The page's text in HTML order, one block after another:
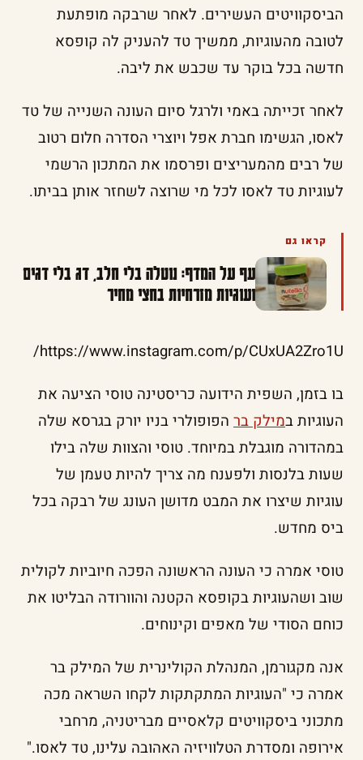
הביסקוויטים העשירים. לאחר שרבקה מופתעת
לטובה מהעוגיות, ממשיך טד להעניק לה קופסא
חדשה בכל בוקר עד שכבש את ליבה.
לאחר זכייתה באמי ולרגל סיום העונה השנייה של טד
לאסו, הגשימו חברת אפל ויוצרי הסדרה חלום רטוב
של רבים מהמעריצים ופרסמו את המתכון הרשמי
לעוגיות טד לאסו לכל מי שרוצה לשחזר אותן בביתו.
קראו גם
עף על המדף: נוטלה בלי חלב, דג בלי דגים
ועוגיות מזרחיות בחצי מחיר
https://www.instagram.com/p/CUxUA2Zro1U/
בו בזמן, השפית הידועה כריסטינה טוסי הציעה את
העוגיות במילק בר הפופולרי בניו יורק בגרסא שלה
במהדורה מוגבלת במיוחד. טוסי והצוות שלה בילו
שעות בלנסות ולפענח מה צריך להיות טעמן של
עוגיות שיצרו את המבט מדושן העונג של רבקה בכל
ביס מחדש.
טוסי אמרה כי העונה הראשונה הפכה חיוביות לקולית
שוב ושהעוגיות בקופסא הקטנה והוורודה הבליטו את
כוחם הסודי של מאפים וקינוחים.
אנה מקגורמן, המנהלת הקולינרית של המילק בר
אמרה כי "העוגיות המתקתקות לקחו השראה מכה
מתכוני ביסקוויטים קלאסיים מבריטניה, מרחבי
אירופה ומסדרת הטלוויזיה האהובה עלינו, טד לאסו."